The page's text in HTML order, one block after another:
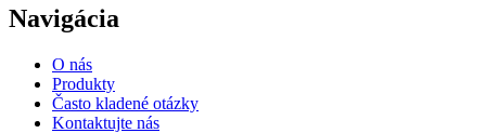
Navigácia
O nás
Produkty
Často kladené otázky
Kontaktujte nás